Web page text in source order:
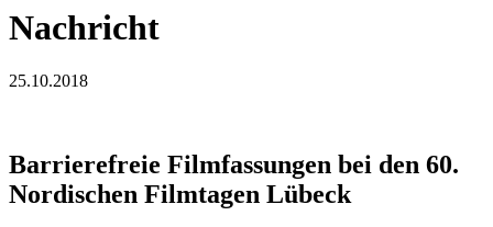
Nachricht
25.10.2018
Barrierefreie Filmfassungen bei den 60.
Nordischen Filmtagen Lübeck